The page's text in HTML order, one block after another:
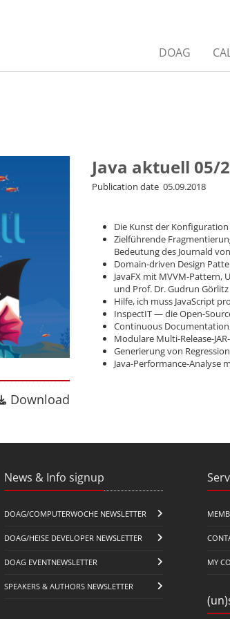
DOAG
Download
Download
Java aktuell 05/
Publication date 05.09.2018
Die Kunst der Konfiguration
Zielführende
Bedeutung des Journald
Domain-driven Design
JavaFX mit MVVM-Pattern,
und Prof. Dr. Gudrun Görlitz
Hilfe, ich muss JavaScript
InspectIT — die Open-
Continuous
Modulare Multi-Release-
Generierung von
Java-Performance-Analyse
News & Info signup
DOAG/COMPUTERWOCHE NEWSLETTER
DOAG/HEISE DEVELOPER NEWSLETTER
DOAG EVENTNEWSLETTER
SPEAKERS & AUTHORS NEWSLETTER
MY